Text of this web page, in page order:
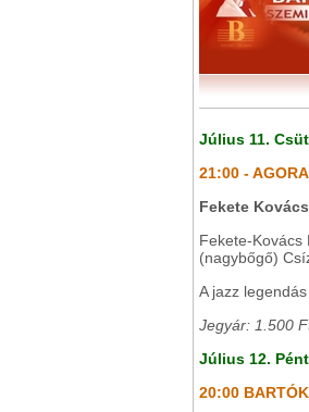
Július 11.
21:00 -
Fekete
Fekete-Kovács
(nagybőgő)
A jazz
Jegyár: 1.500
Július 12.
20:00